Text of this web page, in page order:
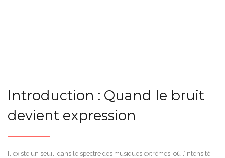
Introduction : Quand le bruit
devient expression
Il existe un seuil, dans le spectre des musiques extrêmes, où l’intensité